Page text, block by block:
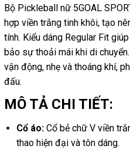
Bộ Pickleball nữ 5GOAL
hợp viền trắng tinh khôi, tạo
tính. Kiểu dáng Regular Fit
bảo sự thoải mái khi di
vận động, nhẹ và thoáng khí,
đấu.
MÔ TẢ CHI TIẾT:
Cổ áo:Cổ bẻ chữ V viền
thao hiện đại và tôn dáng.